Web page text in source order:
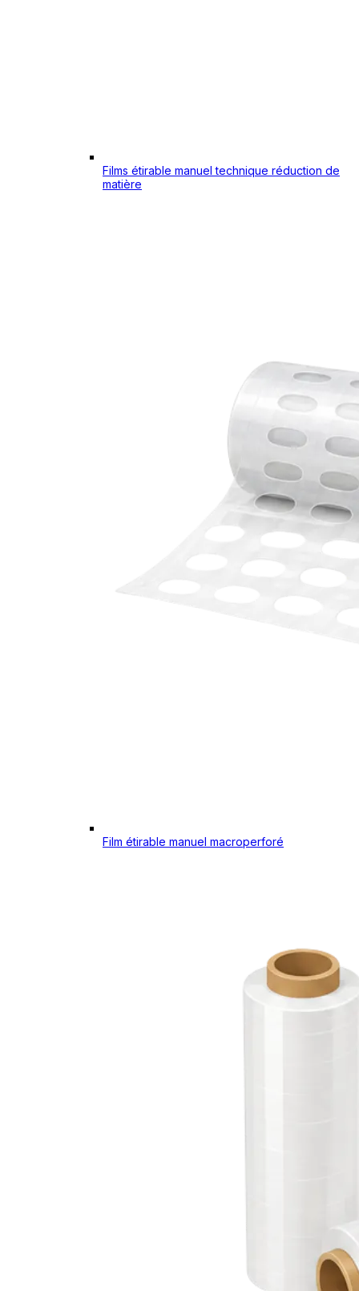
Films étirable manuel technique réduction de
matière
Film étirable manuel macroperforé